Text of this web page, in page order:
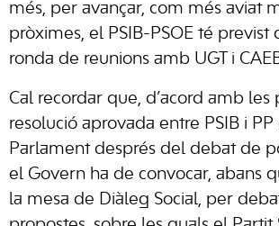
més, per avançar, com més aviat
pròximes, el PSIB-PSOE té previst
ronda de reunions amb UGT i
Cal recordar que, d’acord amb les
resolució aprovada entre PSIB i PP
Parlament després del debat de
el Govern ha de convocar, abans
la mesa de Diàleg Social, per